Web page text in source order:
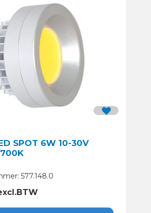
SPOT 6W 10-30V
577.148.0